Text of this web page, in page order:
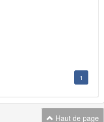
1
Haut de page